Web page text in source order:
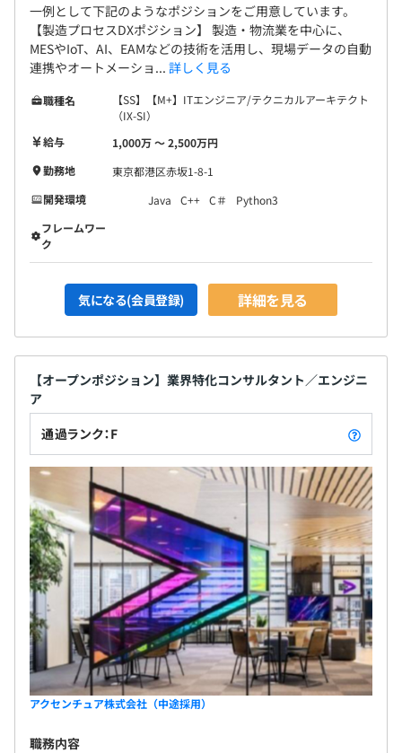
一例として下記のようなポジションをご用意しています。
【製造プロセスDXポジション】 製造・物流業を中心に、
MESやIoT、AI、EAMなどの技術を活用し、現場データの自動
連携やオートメーショ... 詳しく見る
職種名
【SS】【M+】ITエンジニア/テクニカルアーキテクト
（IX-SI）
給与
1,000万 〜 2,500万円
勤務地
東京都港区赤坂1-8-1
開発環境
Java C++ C＃
Python3
フレームワー
ク
気になる(会員登録) 詳細を見る
【オープンポジション】業界特化コンサルタント／エンジニ
ア
通過ランク：F
アクセンチュア株式会社（中途採用）
職務内容